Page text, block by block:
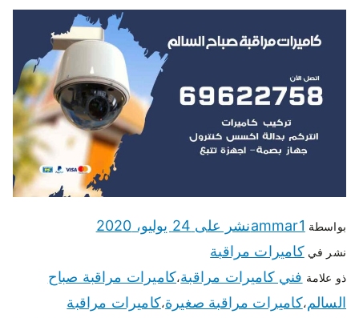
بواسطة ammar1نشر على 24 يوليو، 2020
نشر في كاميرات مراقبة
ذو علامة فني كاميرات مراقبة،كاميرات مراقبة صباح
السالم،كاميرات مراقبة صغيرة،كاميرات مراقبة